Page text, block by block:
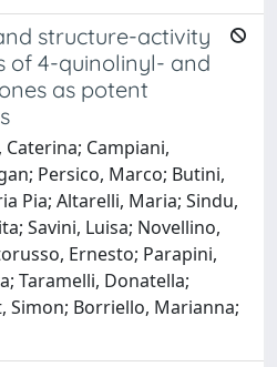
structure-activity
of 4-quinolinyl- and
as potent
Campiani,
Persico, Marco; Butini,
Pia; Altarelli, Maria; Sindu,
Savini, Luisa; Novellino,
Ernesto; Parapini,
Taramelli, Donatella;
Simon; Borriello, Marianna;